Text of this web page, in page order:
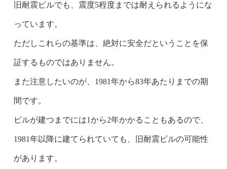
旧耐震ビルでも、震度5程度までは耐えられるようにな
っています。
ただしこれらの基準は、絶対に安全だということを保
証するものではありません。
また注意したいのが、1981年から83年あたりまでの期
間です。
ビルが建つまでには1から2年かかることもあるので、
1981年以降に建てられていても、旧耐震ビルの可能性
があります。